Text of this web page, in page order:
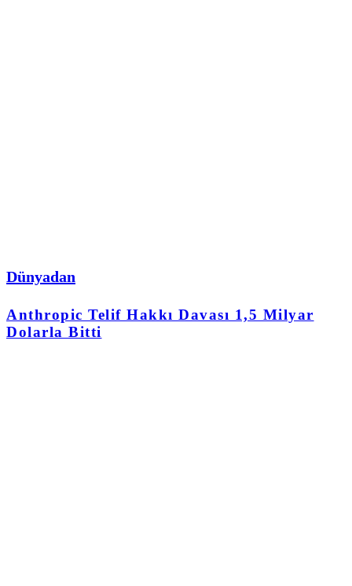
Dünyadan
Anthropic Telif Hakkı Davası 1,5 Milyar
Dolarla Bitti